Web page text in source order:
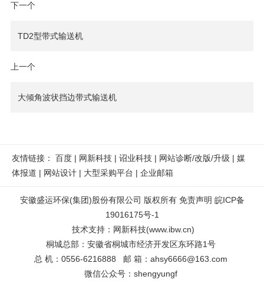
下一个
TD2型带式输送机
上一个
大倾角波状挡边带式输送机
友情链接： 百度 | 网新科技 | 诏业科技 | 网站诊断/改版/升级 | 媒
体报道 | 网站设计 | 大型采购平台 | 企业邮箱
安徽盛运环保(集团)股份有限公司 版权所有 免责声明 皖ICP备
19016175号-1
技术支持 ： 网新科技(www.ibw.cn)
桐城总部：安徽省桐城市经济开发区东环路1号
总 机：0556-6216888 邮 箱：ahsy6666@163.com
微信公众号：shengyungf